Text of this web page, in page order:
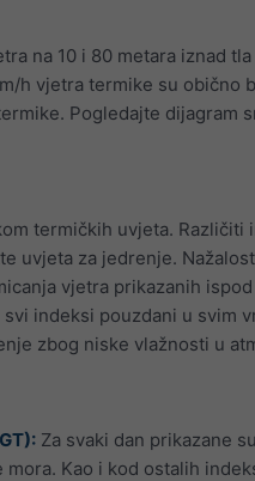
na 10 i 80 metara iznad
h vjetra termike su
Pogledajte dijagram
termičkih uvjeta.
uvjeta za jedrenje.
vjetra prikazanih
indeksi pouzdani u svim
zbog niske vlažnosti u
Za svaki dan prikazane
Kao i kod ostalih